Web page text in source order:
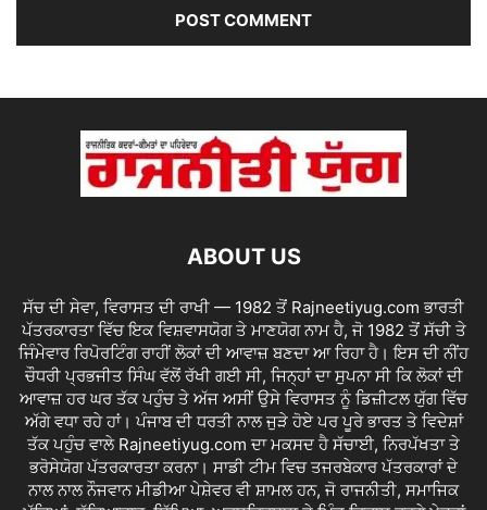
ABOUT US
ਸੱਚ ਦੀ ਸੇਵਾ, ਵਿਰਾਸਤ ਦੀ ਰਾਖੀ — 1982 ਤੋਂ Rajneetiyug.com ਭਾਰਤੀ
ਪੱਤਰਕਾਰਤਾ ਵਿੱਚ ਇਕ ਵਿਸ਼ਵਾਸਯੋਗ ਤੇ ਮਾਣਯੋਗ ਨਾਮ ਹੈ, ਜੋ 1982 ਤੋਂ ਸੱਚੀ ਤੇ
ਜਿੰਮੇਵਾਰ ਰਿਪੋਰਟਿੰਗ ਰਾਹੀਂ ਲੋਕਾਂ ਦੀ ਆਵਾਜ਼ ਬਣਦਾ ਆ ਰਿਹਾ ਹੈ। ਇਸ ਦੀ ਨੀਂਹ
ਚੌਧਰੀ ਪ੍ਰਭਜੀਤ ਸਿੰਘ ਵੱਲੋਂ ਰੱਖੀ ਗਈ ਸੀ, ਜਿਨ੍ਹਾਂ ਦਾ ਸੁਪਨਾ ਸੀ ਕਿ ਲੋਕਾਂ ਦੀ
ਆਵਾਜ਼ ਹਰ ਘਰ ਤੱਕ ਪਹੁੰਚ ਤੇ ਅੱਜ ਅਸੀਂ ਉਸੇ ਵਿਰਾਸਤ ਨੂੰ ਡਿਜ਼ੀਟਲ ਯੁੱਗ ਵਿੱਚ
ਅੱਗੇ ਵਧਾ ਰਹੇ ਹਾਂ। ਪੰਜਾਬ ਦੀ ਧਰਤੀ ਨਾਲ ਜੁੜੇ ਹੋਏ ਪਰ ਪੂਰੇ ਭਾਰਤ ਤੇ ਵਿਦੇਸ਼ਾਂ
ਤੱਕ ਪਹੁੰਚ ਵਾਲੇ Rajneetiyug.com ਦਾ ਮਕਸਦ ਹੈ ਸੱਚਾਈ, ਨਿਰਪੱਖਤਾ ਤੇ
ਭਰੋਸੇਯੋਗ ਪੱਤਰਕਾਰਤਾ ਕਰਨਾ। ਸਾਡੀ ਟੀਮ ਵਿਚ ਤਜਰਬੇਕਾਰ ਪੱਤਰਕਾਰਾਂ ਦੇ
ਨਾਲ ਨਾਲ ਨੌਜਵਾਨ ਮੀਡੀਆ ਪੇਸ਼ੇਵਰ ਵੀ ਸ਼ਾਮਲ ਹਨ, ਜੋ ਰਾਜਨੀਤੀ, ਸਮਾਜਿਕ